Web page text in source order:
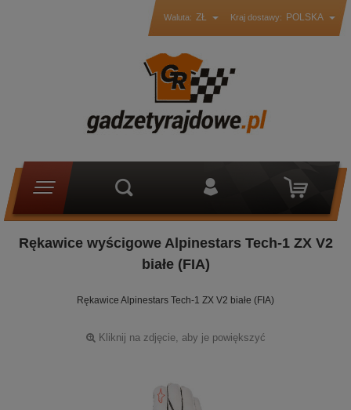
Waluta: ZŁ Kraj dostawy: POLSKA
Rękawice wyścigowe Alpinestars Tech-1 ZX V2
białe (FIA)
Rękawice Alpinestars Tech-1 ZX V2 białe (FIA)
Kliknij na zdjęcie, aby je powiększyć